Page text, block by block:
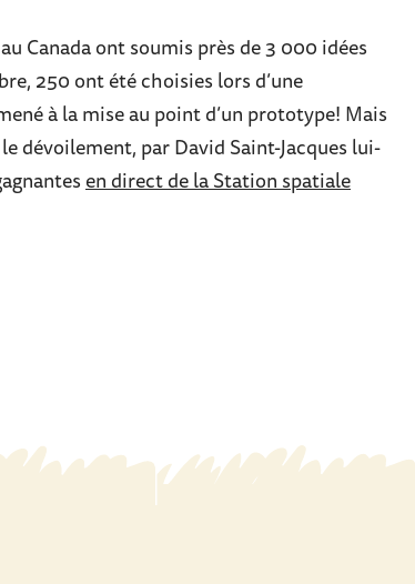
Canada ont soumis près de 3 000 idées
250 ont été choisies lors d’une
à la mise au point d’un prototype! Mais
dévoilement, par David Saint-Jacques lui-
en direct de la Station spatiale